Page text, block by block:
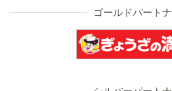
ゴールドパート